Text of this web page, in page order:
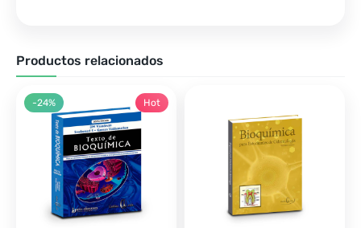
Productos relacionados
-24% Hot